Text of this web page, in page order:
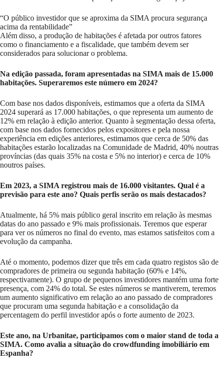
“O público investidor que se aproxima da SIMA procura segurança
acima da rentabilidade”
Além disso, a produção de habitações é afetada por outros fatores
como o financiamento e a fiscalidade, que também devem ser
considerados para solucionar o problema.
Na edição passada, foram apresentadas na SIMA mais de 15.000
habitações. Superaremos este número em 2024?
Com base nos dados disponíveis, estimamos que a oferta da SIMA
2024 superará as 17.000 habitações, o que representa um aumento de
12% em relação à edição anterior. Quanto à segmentação dessa oferta,
com base nos dados fornecidos pelos expositores e pela nossa
experiência em edições anteriores, estimamos que cerca de 50% das
habitações estarão localizadas na Comunidade de Madrid, 40% noutras
províncias (das quais 35% na costa e 5% no interior) e cerca de 10%
noutros países.
Em 2023, a SIMA registrou mais de 16.000 visitantes. Qual é a
previsão para este ano? Quais perfis serão os mais destacados?
Atualmente, há 5% mais público geral inscrito em relação às mesmas
datas do ano passado e 9% mais profissionais. Teremos que esperar
para ver os números no final do evento, mas estamos satisfeitos com a
evolução da campanha.
Até o momento, podemos dizer que três em cada quatro registos são de
compradores de primeira ou segunda habitação (60% e 14%,
respectivamente). O grupo de pequenos investidores mantém uma forte
presença, com 24% do total. Se estes números se mantiverem, teremos
um aumento significativo em relação ao ano passado de compradores
que procuram uma segunda habitação e a consolidação da
percentagem do perfil investidor após o forte aumento de 2023.
Este ano, na Urbanitae, participamos com o maior stand de toda a
SIMA. Como avalia a situação do crowdfunding imobiliário em
Espanha?